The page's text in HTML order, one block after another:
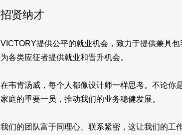
招贤纳才
VICTORY提供公平的就业机会，致力于提供兼具
为各类应征者提供就业和晋升机会。
在韦肯汤威，每个人都像设计师一样思考。不论你
家庭的重要一员，推动我们的业务稳健发展。
我们的团队富于同理心、联系紧密，这让我们的工